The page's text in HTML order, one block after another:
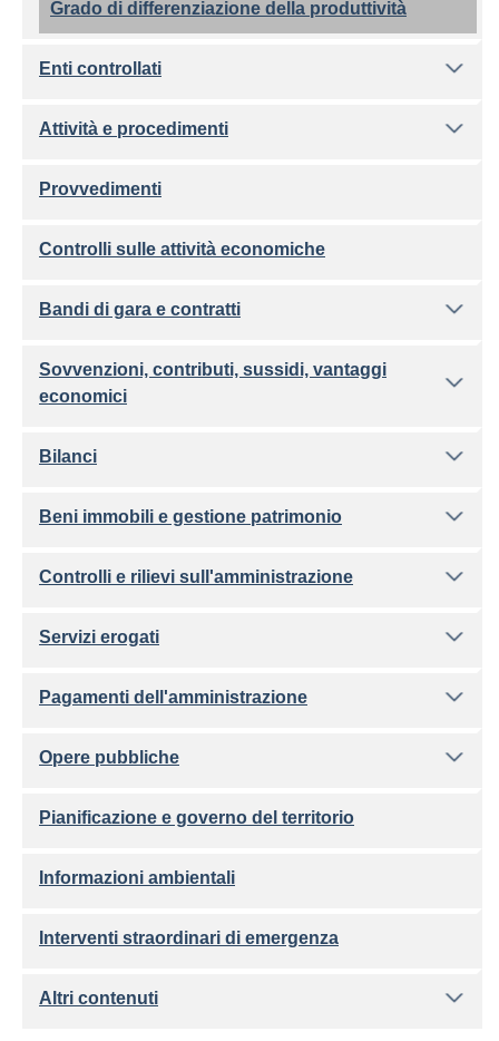
Grado di differenziazione della produttività
Enti controllati
Attività e procedimenti
Provvedimenti
Controlli sulle attività economiche
Bandi di gara e contratti
Sovvenzioni, contributi, sussidi, vantaggi
economici
Bilanci
Beni immobili e gestione patrimonio
Controlli e rilievi sull'amministrazione
Servizi erogati
Pagamenti dell'amministrazione
Opere pubbliche
Pianificazione e governo del territorio
Informazioni ambientali
Interventi straordinari di emergenza
Altri contenuti